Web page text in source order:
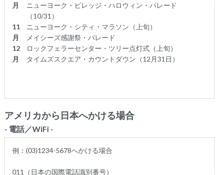
月
ニューヨーク・ビレッジ・ハロウィン・パレード
（10/31）
11
月
ニューヨーク・シティ・マラソン（上旬）
メイシーズ感謝祭・パレード
12
月
ロックフェラーセンター・ツリー点灯式（上旬）
タイムズスクエア・カウントダウン（12月31日）
アメリカから日本へかける場合
- 電話／WiFi -
例：(03)1234-5678へかける場合
011（日本の国際電話識別番号）